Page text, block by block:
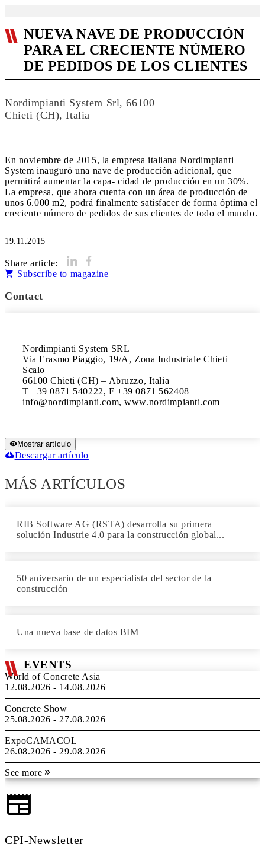
NUEVA NAVE DE PRODUCCIÓN
PARA EL CRECIENTE NÚMERO
DE PEDIDOS DE LOS CLIENTES
Nordimpianti System Srl, 66100
Chieti (CH), Italia
En noviembre de 2015, la empresa italiana Nordimpianti
System inauguró una nave de producción adicional, que
permitirá aumentar la capa- cidad de producción en un 30%.
La empresa, que ahora cuenta con un área de producción de
unos 6.000 m2, podrá finalmente satisfacer de forma óptima el
creciente número de pedidos de sus clientes de todo el mundo.
19.11.2015
Share article:
Subscribe to magazine
Contact
Nordimpianti System SRL
Via Erasmo Piaggio, 19/A, Zona Industriale Chieti
Scalo
66100 Chieti (CH) – Abruzzo, Italia
T +39 0871 540222, F +39 0871 562408
info@nordimpianti.com, www.nordimpianti.com
Mostrar artículo
Descargar artículo
MÁS ARTÍCULOS
RIB Software AG (RSTA) desarrolla su primera
solución Industrie 4.0 para la construcción global...
50 aniversario de un especialista del sector de la
construcción
Una nueva base de datos BIM
EVENTS
World of Concrete Asia
12.08.2026 - 14.08.2026
Concrete Show
25.08.2026 - 27.08.2026
ExpoCAMACOL
26.08.2026 - 29.08.2026
See more
CPI-Newsletter